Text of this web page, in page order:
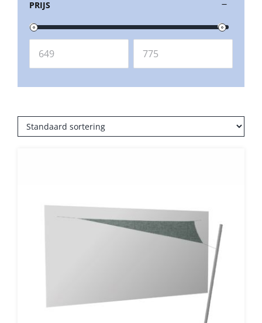
Beschermhoezen
Verlichting
Umbrosa en Paraflex parasoldoeken
PRIJS